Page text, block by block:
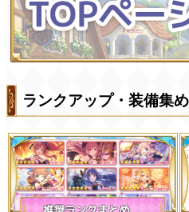
ランクアップ・装備集